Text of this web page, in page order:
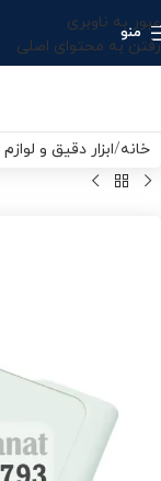
عبور به ناوبری
رفتن به محتوای اصلی
منو
خانه ابزار دقیق و